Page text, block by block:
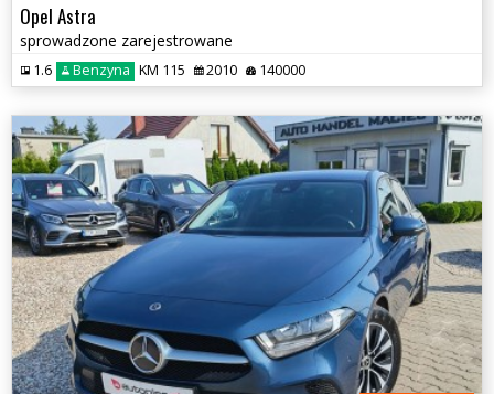
Opel Astra
sprowadzone zarejestrowane
1.6 Benzyna KM 115 2010 140000